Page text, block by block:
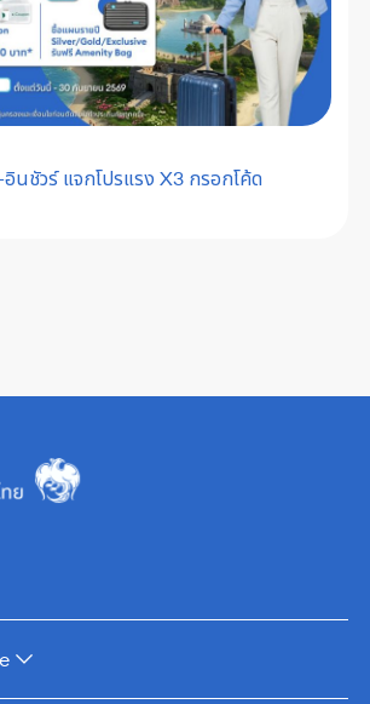
อินชัวร์ แจกโปรแรง X3 กรอกโค้ด